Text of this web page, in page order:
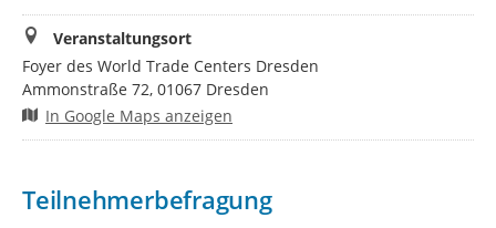
Veranstaltungsort
Foyer des World Trade Centers Dresden
Ammonstraße 72, 01067 Dresden
In Google Maps anzeigen
Teilnehmerbefragung